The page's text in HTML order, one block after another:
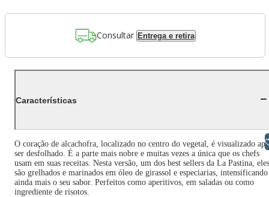
Consultar Entrega e retira
Características
O coração de alcachofra, localizado no centro do vegetal, é visualizado
ser desfolhado. É a parte mais nobre e muitas vezes a única que os chefs
usam em suas receitas. Nesta versão, um dos best sellers da La Pastina, eles
são grelhados e marinados em óleo de girassol e especiarias, intensificando
ainda mais o seu sabor. Perfeitos como aperitivos, em saladas ou como
ingrediente de risotos.
Libras